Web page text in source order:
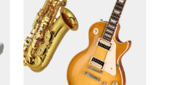
常陸大宮市）
・行方市・鹿嶋市・石
市・かすみがうら市・土